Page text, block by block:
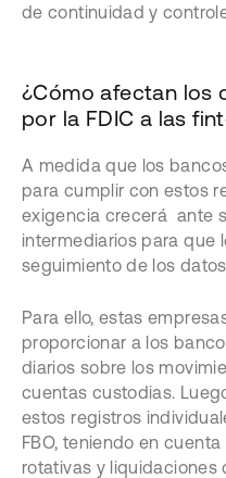
de continuidad y
¿Cómo afectan los
por la FDIC a las
A medida que los
para cumplir con estos
exigencia crecerá ante
intermediarios para que
seguimiento de los
Para ello, estas
proporcionar a los
diarios sobre los
cuentas custodias.
estos registros
FBO, teniendo en
rotativas y liquidaciones